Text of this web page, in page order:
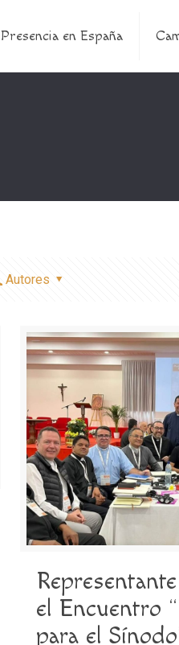
Presencia en España
Autores
el Encuentro
para el